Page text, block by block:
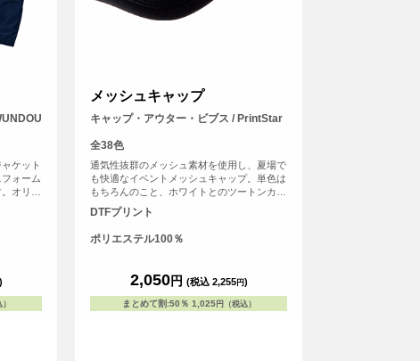
ケット
ォーム
オリジ
イベン
す！デ
ること
メッシュキャップ
キャップ・アウター・ビブス / PrintStar
全38色
通気性抜群のメッシュ素材を使用し、夏場で
も快適なイベントメッシュキャップ。単色は
もちろんのこと、ホワイトとのツートンカラ
ーを合わせた全39色の豊富なカラー展開も魅
力です！
DTFプリント
ポリエステル100％
2,050円 (税込 2,255円)
まとめて割:50％ 1,025円（税込）